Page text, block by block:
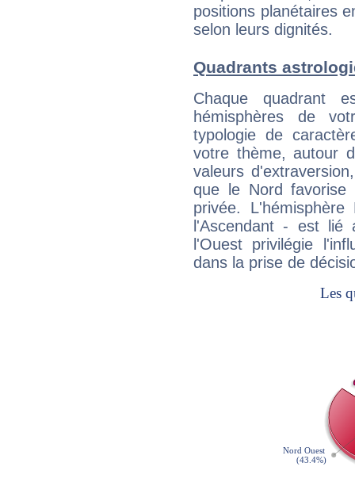
positions planétaires
selon leurs dignités.
Quadrants
Chaque quadrant
hémisphères de
typologie de
votre thème, autour
valeurs
que le Nord favorise
privée.
l'Ascendant - est
l'Ouest privilégie
dans la prise de